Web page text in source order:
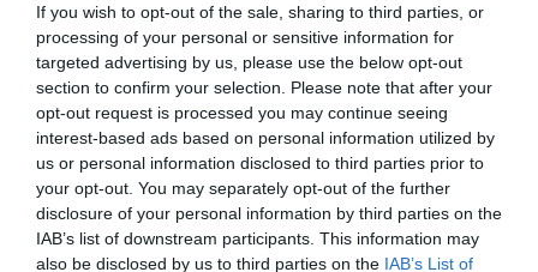
If you wish to opt-out of the sale, sharing to third parties, or
processing of your personal or sensitive information for
targeted advertising by us, please use the below opt-out
section to confirm your selection. Please note that after your
opt-out request is processed you may continue seeing
interest-based ads based on personal information utilized by
us or personal information disclosed to third parties prior to
your opt-out. You may separately opt-out of the further
disclosure of your personal information by third parties on the
IAB’s list of downstream participants. This information may
also be disclosed by us to third parties on the IAB’s List of
Legfrissebb híreink